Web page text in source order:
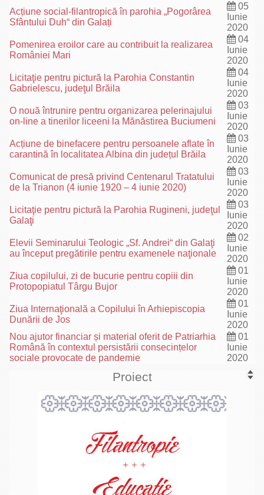
Acțiune social-filantropică în parohia „Pogorârea
Sfântului Duh“ din Galați
05
Iunie
2020
Pomenirea eroilor care au contribuit la realizarea
României Mari
04
Iunie
2020
Licitaţie pentru pictură la Parohia Constantin
Gabrielescu, judeţul Brăila
04
Iunie
2020
O nouă întrunire pentru organizarea pelerinajului
on-line a tinerilor liceeni la Mănăstirea Buciumeni
03
Iunie
2020
Acțiune de binefacere pentru persoanele aflate în
carantină în localitatea Albina din județul Brăila
03
Iunie
2020
Comunicat de presă privind Centenarul Tratatului
de la Trianon (4 iunie 1920 – 4 iunie 2020)
03
Iunie
2020
Licitaţie pentru pictură la Parohia Rugineni, judeţul
Galaţi
03
Iunie
2020
Elevii Seminarului Teologic „Sf. Andrei“ din Galaţi
au început pregătirile pentru examenele naţionale
02
Iunie
2020
Ziua copilului, zi de bucurie pentru copiii din
Protopopiatul Târgu Bujor
01
Iunie
2020
Ziua Internaţională a Copilului în Arhiepiscopia
Dunării de Jos
01
Iunie
2020
Nou ajutor financiar și material oferit de Patriarhia
Română în contextul persistării consecințelor
sociale provocate de pandemie
01
Iunie
2020
Proiect